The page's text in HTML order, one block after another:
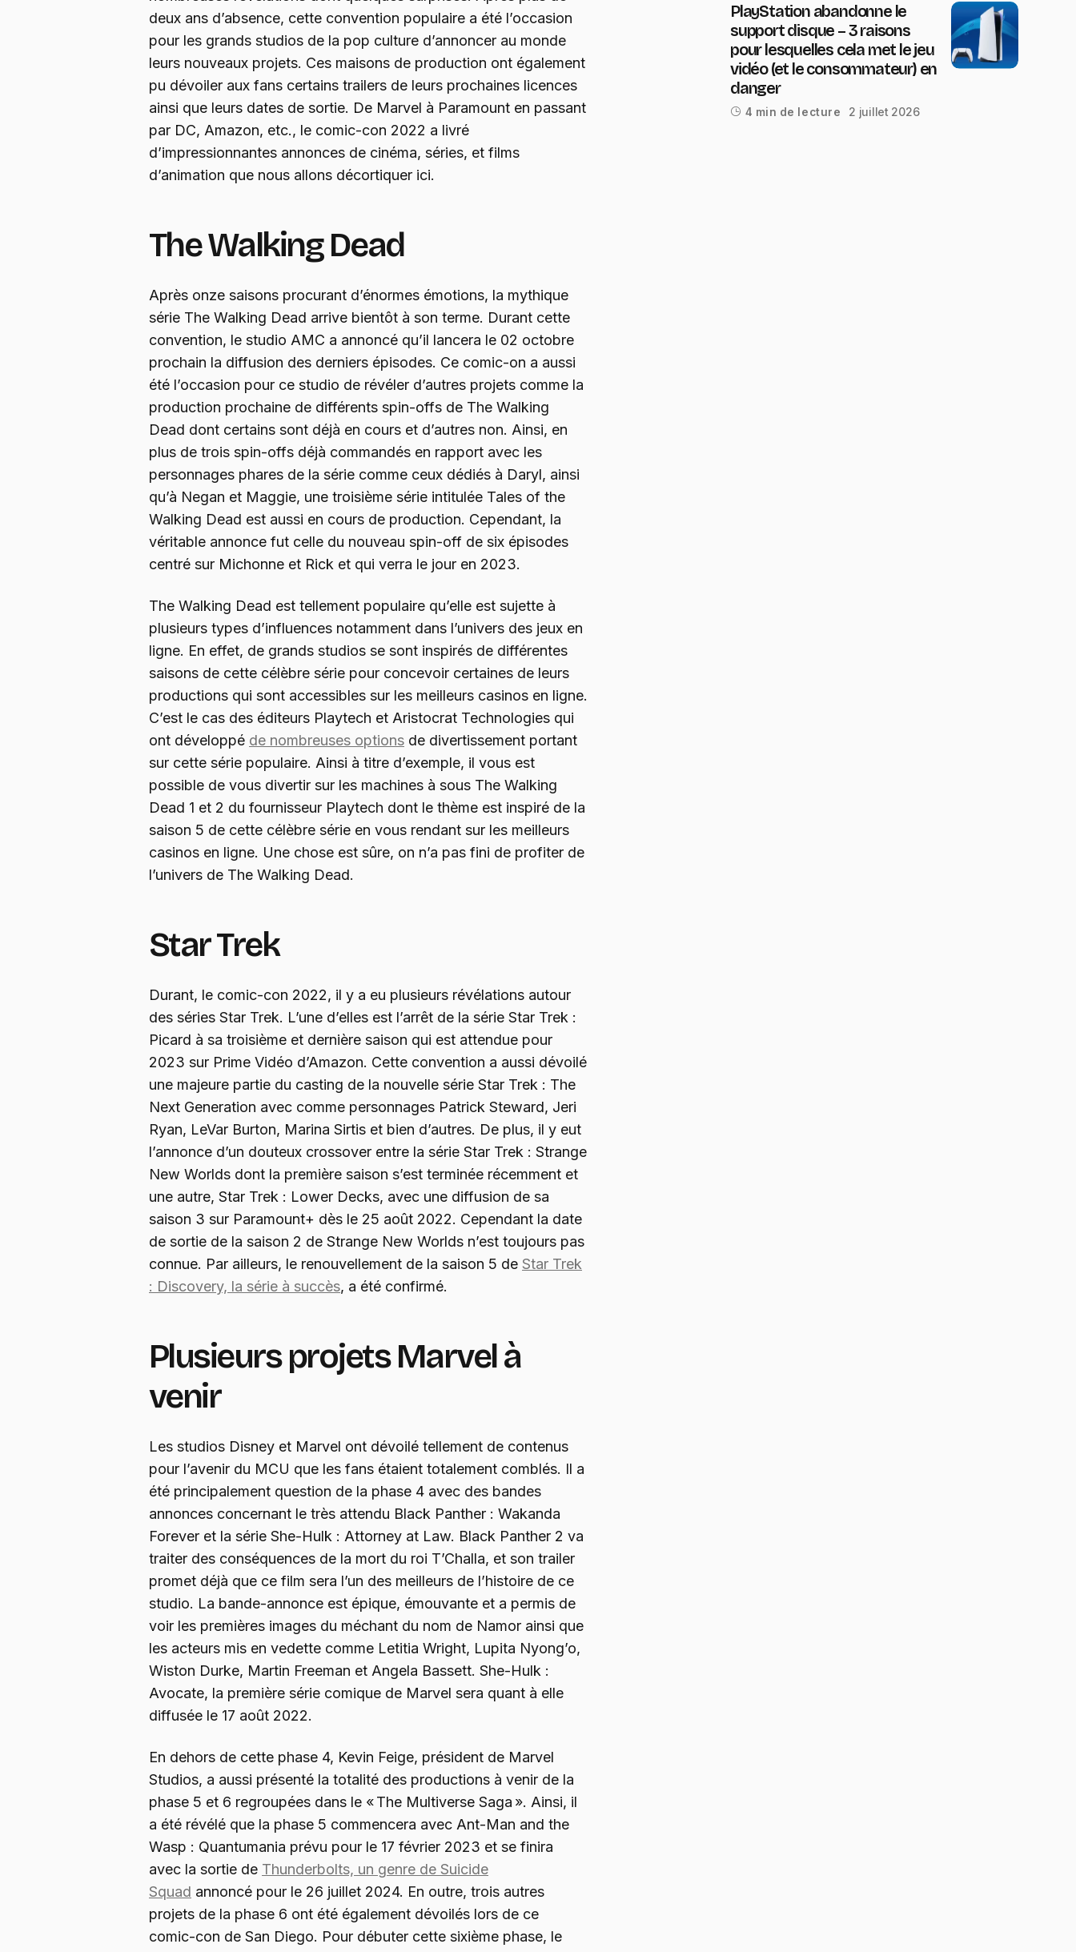
deux ans d’absence, cette convention populaire a été l’occasion
pour les grands studios de la pop culture d’annoncer au monde
leurs nouveaux projets. Ces maisons de production ont également
pu dévoiler aux fans certains trailers de leurs prochaines licences
ainsi que leurs dates de sortie. De Marvel à Paramount en passant
par DC, Amazon, etc., le comic-con 2022 a livré
d’impressionnantes annonces de cinéma, séries, et films
d’animation que nous allons décortiquer ici.
The Walking Dead
Après onze saisons procurant d’énormes émotions, la mythique
série The Walking Dead arrive bientôt à son terme. Durant cette
convention, le studio AMC a annoncé qu’il lancera le 02 octobre
prochain la diffusion des derniers épisodes. Ce comic-on a aussi
été l’occasion pour ce studio de révéler d’autres projets comme la
production prochaine de différents spin-offs de The Walking
Dead dont certains sont déjà en cours et d’autres non. Ainsi, en
plus de trois spin-offs déjà commandés en rapport avec les
personnages phares de la série comme ceux dédiés à Daryl, ainsi
qu’à Negan et Maggie, une troisième série intitulée Tales of the
Walking Dead est aussi en cours de production. Cependant, la
véritable annonce fut celle du nouveau spin-off de six épisodes
centré sur Michonne et Rick et qui verra le jour en 2023.
The Walking Dead est tellement populaire qu’elle est sujette à
plusieurs types d’influences notamment dans l’univers des jeux en
ligne. En effet, de grands studios se sont inspirés de différentes
saisons de cette célèbre série pour concevoir certaines de leurs
productions qui sont accessibles sur les meilleurs casinos en ligne.
C’est le cas des éditeurs Playtech et Aristocrat Technologies qui
ont développé de nombreuses options de divertissement portant
sur cette série populaire. Ainsi à titre d’exemple, il vous est
possible de vous divertir sur les machines à sous The Walking
Dead 1 et 2 du fournisseur Playtech dont le thème est inspiré de la
saison 5 de cette célèbre série en vous rendant sur les meilleurs
casinos en ligne. Une chose est sûre, on n’a pas fini de profiter de
l’univers de The Walking Dead.
Star Trek
Durant, le comic-con 2022, il y a eu plusieurs révélations autour
des séries Star Trek. L’une d’elles est l’arrêt de la série Star Trek :
Picard à sa troisième et dernière saison qui est attendue pour
2023 sur Prime Vidéo d’Amazon. Cette convention a aussi dévoilé
une majeure partie du casting de la nouvelle série Star Trek : The
Next Generation avec comme personnages Patrick Steward, Jeri
Ryan, LeVar Burton, Marina Sirtis et bien d’autres. De plus, il y eut
l’annonce d’un douteux crossover entre la série Star Trek : Strange
New Worlds dont la première saison s’est terminée récemment et
une autre, Star Trek : Lower Decks, avec une diffusion de sa
saison 3 sur Paramount+ dès le 25 août 2022. Cependant la date
de sortie de la saison 2 de Strange New Worlds n’est toujours pas
connue. Par ailleurs, le renouvellement de la saison 5 de Star Trek
: Discovery, la série à succès, a été confirmé.
Plusieurs projets Marvel à
venir
Les studios Disney et Marvel ont dévoilé tellement de contenus
pour l’avenir du MCU que les fans étaient totalement comblés. Il a
été principalement question de la phase 4 avec des bandes
annonces concernant le très attendu Black Panther : Wakanda
Forever et la série She-Hulk : Attorney at Law. Black Panther 2 va
traiter des conséquences de la mort du roi T’Challa, et son trailer
promet déjà que ce film sera l’un des meilleurs de l’histoire de ce
studio. La bande-annonce est épique, émouvante et a permis de
voir les premières images du méchant du nom de Namor ainsi que
les acteurs mis en vedette comme Letitia Wright, Lupita Nyong’o,
Wiston Durke, Martin Freeman et Angela Bassett. She-Hulk :
Avocate, la première série comique de Marvel sera quant à elle
diffusée le 17 août 2022.
En dehors de cette phase 4, Kevin Feige, président de Marvel
Studios, a aussi présenté la totalité des productions à venir de la
phase 5 et 6 regroupées dans le « The Multiverse Saga ». Ainsi, il
a été révélé que la phase 5 commencera avec Ant-Man and the
Wasp : Quantumania prévu pour le 17 février 2023 et se finira
avec la sortie de Thunderbolts, un genre de Suicide
Squad annoncé pour le 26 juillet 2024. En outre, trois autres
projets de la phase 6 ont été également dévoilés lors de ce
comic-con de San Diego. Pour débuter cette sixième phase, le
PlayStation abandonne le
support disque – 3 raisons
pour lesquelles cela met le jeu
vidéo (et le consommateur) en
danger
4 min de lecture 2 juillet 2026